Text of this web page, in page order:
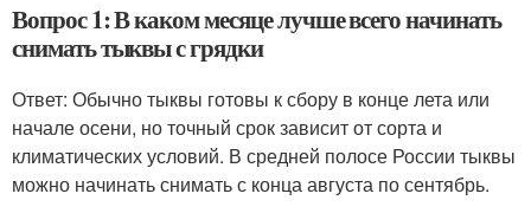
Вопрос 1: В каком месяце лучше всего начинать
снимать тыквы с грядки
Ответ: Обычно тыквы готовы к сбору в конце лета или
начале осени, но точный срок зависит от сорта и
климатических условий. В средней полосе России тыквы
можно начинать снимать с конца августа по сентябрь.